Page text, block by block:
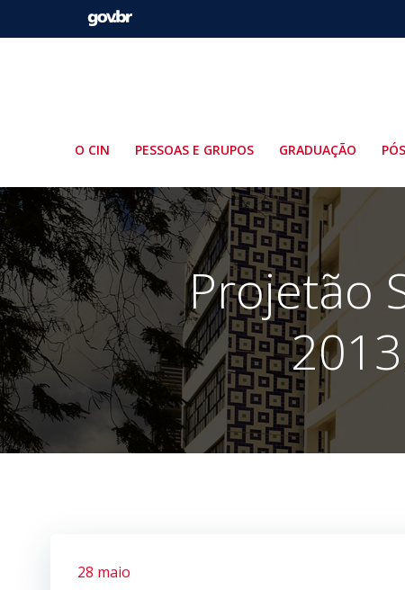
O CIN PESSOAS E GRUPOS GRADUAÇÃO
Projetão
28 maio